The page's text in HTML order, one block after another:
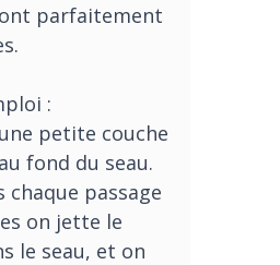
parfaitement
:
petite couche
fond du seau.
chaque passage
on jette le
le seau, et on